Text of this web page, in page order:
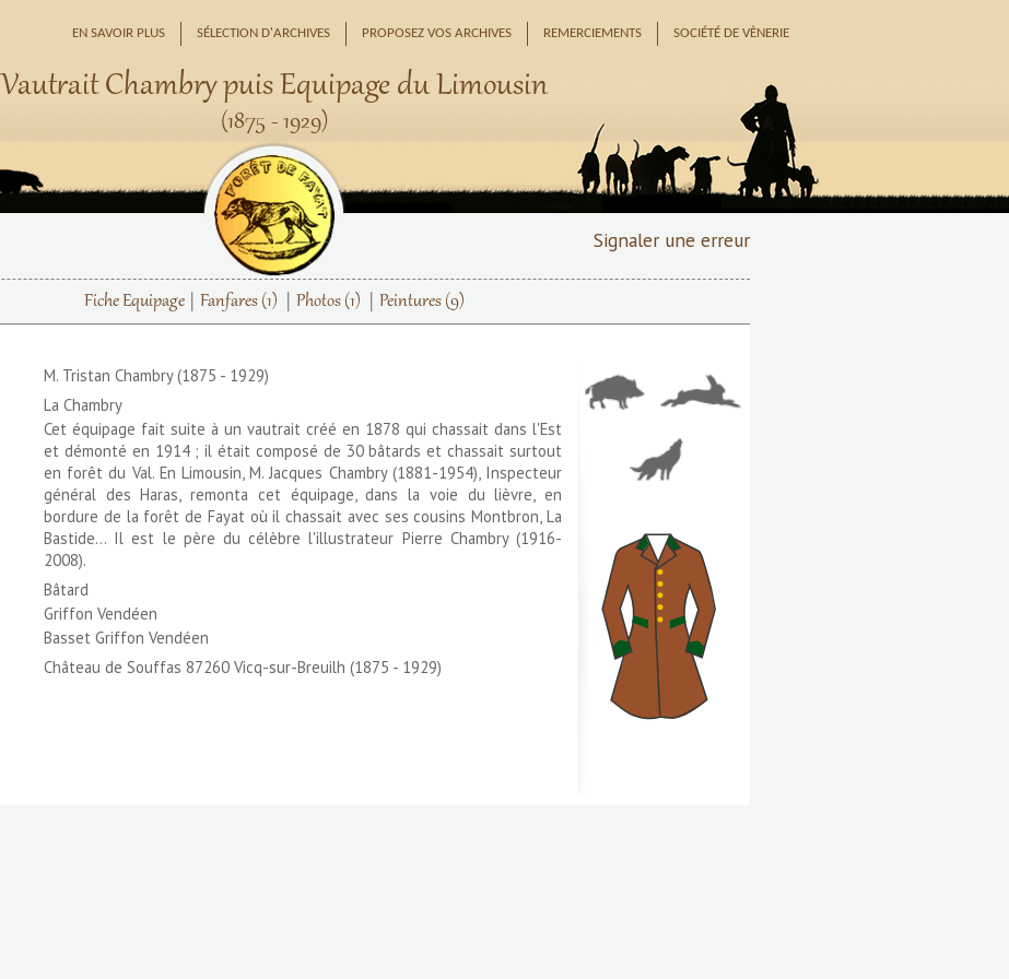
EN SAVOIR PLUS SÉLECTION D'ARCHIVES PROPOSEZ VOS ARCHIVES REMERCIEMENTS SOCIÉTÉ DE VÈNERIE
Vautrait Chambry puis Equipage du Limousin
(1875 - 1929)
Signaler une erreur
Fiche Equipage Fanfares (1) Photos (1) Peintures (9)
M. Tristan Chambry (1875 - 1929)
La Chambry
Cet équipage fait suite à un vautrait créé en 1878 qui chassait dans l'Est
et démonté en 1914 ; il était composé de 30 bâtards et chassait surtout
en forêt du Val. En Limousin, M. Jacques Chambry (1881-1954), Inspecteur
général des Haras, remonta cet équipage, dans la voie du lièvre, en
bordure de la forêt de Fayat où il chassait avec ses cousins Montbron, La
Bastide... Il est le père du célèbre l'illustrateur Pierre Chambry (1916-
2008).
Bâtard
Griffon Vendéen
Basset Griffon Vendéen
Château de Souffas 87260 Vicq-sur-Breuilh (1875 - 1929)